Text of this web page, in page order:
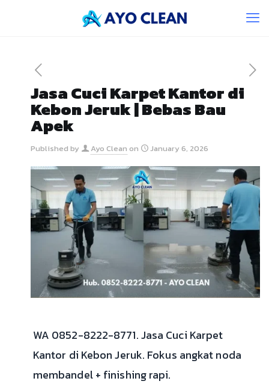
Jasa Cuci Karpet Kantor di
Kebon Jeruk | Bebas Bau
Apek
Published by Ayo Clean on January 6, 2026
WA 0852-8222-8771. Jasa Cuci Karpet
Kantor di Kebon Jeruk. Fokus angkat noda
membandel + finishing rapi.